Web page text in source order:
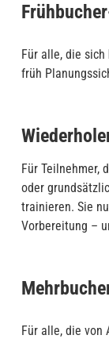
Für alle, die sich
früh
Für Teilnehmer,
oder
trainieren. Sie
Vorbereitung –
Für alle, die von